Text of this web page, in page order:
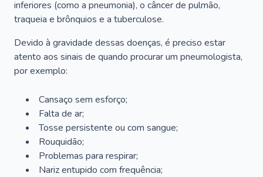
inferiores (como a pneumonia), o câncer de pulmão,
traqueia e brônquios e a tuberculose.
Devido à gravidade dessas doenças, é preciso estar
atento aos sinais de quando procurar um pneumologista,
por exemplo:
Cansaço sem esforço;
Falta de ar;
Tosse persistente ou com sangue;
Rouquidão;
Problemas para respirar;
Nariz entupido com frequência;